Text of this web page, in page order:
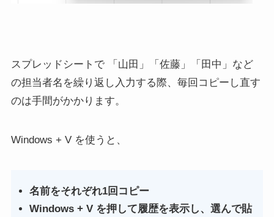
スプレッドシートで 「山田」「佐藤」「田中」など
の担当者名を繰り返し入力する際、毎回コピーし直す
のは手間がかかります。
Windows + V を使うと、
名前をそれぞれ1回コピー
Windows + V を押して履歴を表示し、選んで貼